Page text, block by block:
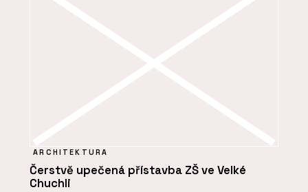
ARCHITEKTURA
Čerstvě upečená přístavba ZŠ ve Velké
Chuchli